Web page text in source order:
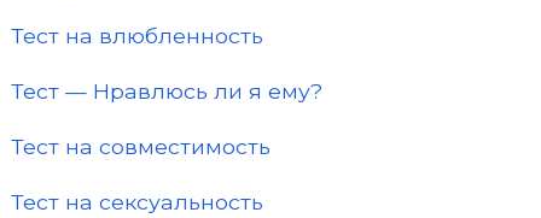
Тест на влюбленность
Тест — Нравлюсь ли я ему?
Тест на совместимость
Тест на сексуальность